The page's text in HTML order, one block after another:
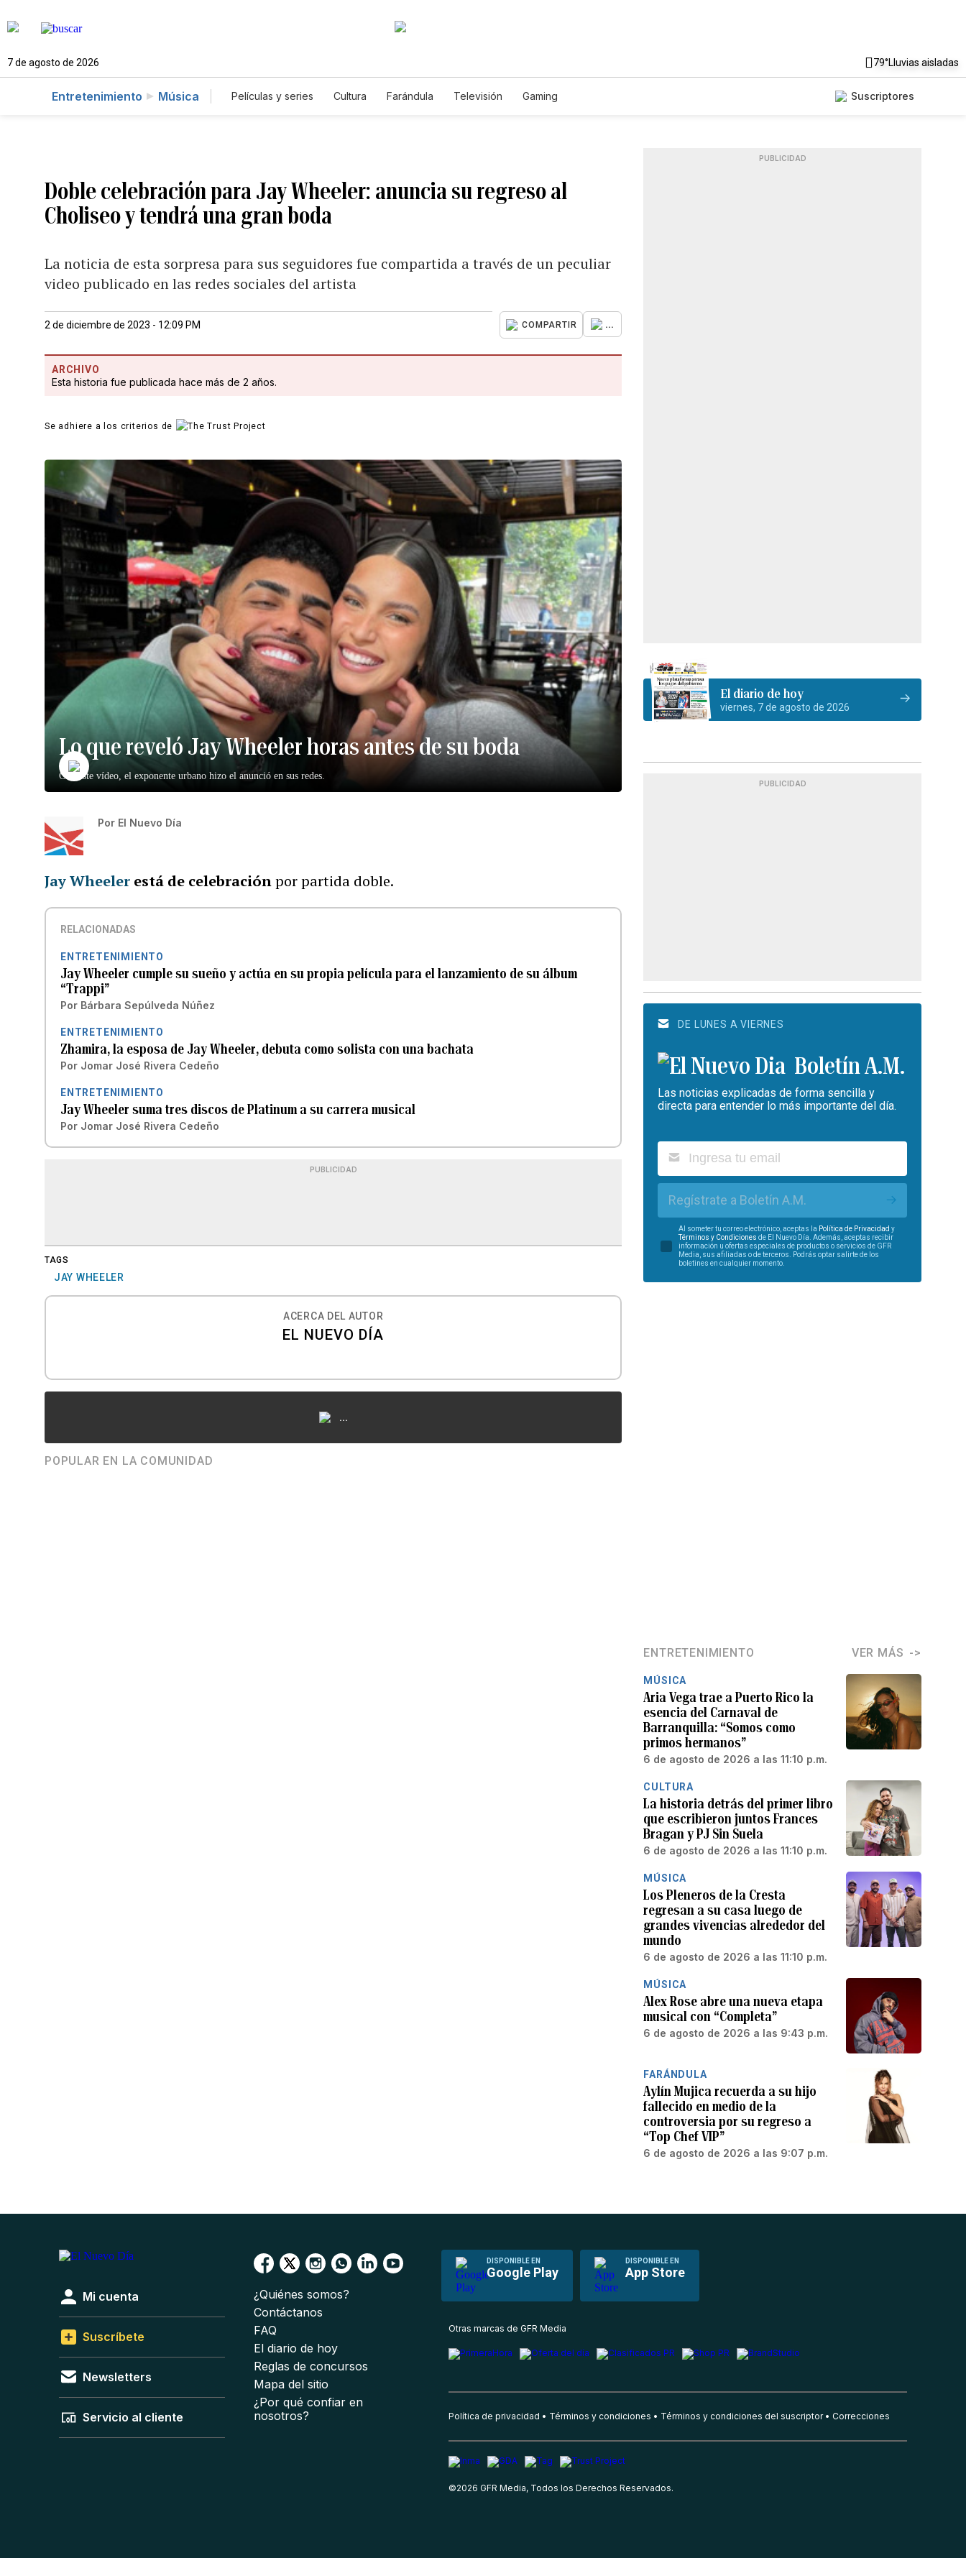
7 de agosto de 2026 79°Lluvias aisladas
Entretenimiento Música Películas y series Cultura Farándula Televisión Gaming Suscriptores
Doble celebración para Jay Wheeler: anuncia su regreso al
Choliseo y tendrá una gran boda
La noticia de esta sorpresa para sus seguidores fue compartida a través de un peculiar
video publicado en las redes sociales del artista
2 de diciembre de 2023 - 12:09 PM COMPARTIR ...
ARCHIVO
Esta historia fue publicada hace más de 2 años.
Se adhiere a los criterios de
Lo que reveló Jay Wheeler horas antes de su boda
Con este vídeo, el exponente urbano hizo el anunció en sus redes.
Por El Nuevo Día
Jay Wheeler está de celebraciónpor partida doble.
RELACIONADAS
ENTRETENIMIENTO
Jay Wheeler cumple su sueño y actúa en su propia película para el lanzamiento de su álbum
“Trappi”
Por Bárbara Sepúlveda Núñez
ENTRETENIMIENTO
Zhamira, la esposa de Jay Wheeler, debuta como solista con una bachata
Por Jomar José Rivera Cedeño
ENTRETENIMIENTO
Jay Wheeler suma tres discos de Platinum a su carrera musical
Por Jomar José Rivera Cedeño
PUBLICIDAD
TAGS
JAY WHEELER
ACERCA DEL AUTOR
EL NUEVO DÍA
...
POPULAR EN LA COMUNIDAD
PUBLICIDAD
El diario de hoy
viernes, 7 de agosto de 2026
PUBLICIDAD
DE LUNES A VIERNES
Boletín A.M.
Las noticias explicadas de forma sencilla y
directa para entender lo más importante del día.
Regístrate a Boletín A.M.
Al someter tu correo electrónico, aceptas la Política de Privacidad y
Términos y Condiciones de El Nuevo Día. Además, aceptas recibir
información u ofertas especiales de productos o servicios de GFR
Media, sus afiliadas o de terceros. Podrás optar salirte de los
boletines en cualquier momento.
ENTRETENIMIENTO VER MÁS
MÚSICA
Aria Vega trae a Puerto Rico la
esencia del Carnaval de
Barranquilla: “Somos como
primos hermanos”
6 de agosto de 2026 a las 11:10 p.m.
CULTURA
La historia detrás del primer libro
que escribieron juntos Frances
Bragan y PJ Sin Suela
6 de agosto de 2026 a las 11:10 p.m.
MÚSICA
Los Pleneros de la Cresta
regresan a su casa luego de
grandes vivencias alrededor del
mundo
6 de agosto de 2026 a las 11:10 p.m.
MÚSICA
Alex Rose abre una nueva etapa
musical con “Completa”
6 de agosto de 2026 a las 9:43 p.m.
FARÁNDULA
Aylín Mujica recuerda a su hijo
fallecido en medio de la
controversia por su regreso a
“Top Chef VIP”
6 de agosto de 2026 a las 9:07 p.m.
DISPONIBLE EN
Google Play
DISPONIBLE EN
App Store
Mi cuenta
Suscríbete
Newsletters
Servicio al cliente
¿Quiénes somos?
Contáctanos
FAQ
El diario de hoy
Reglas de concursos
Mapa del sitio
¿Por qué confiar en
nosotros?
Otras marcas de GFR Media
Política de privacidad Términos y condiciones Términos y condiciones del suscriptor Correcciones
©2026 GFR Media, Todos los Derechos Reservados.